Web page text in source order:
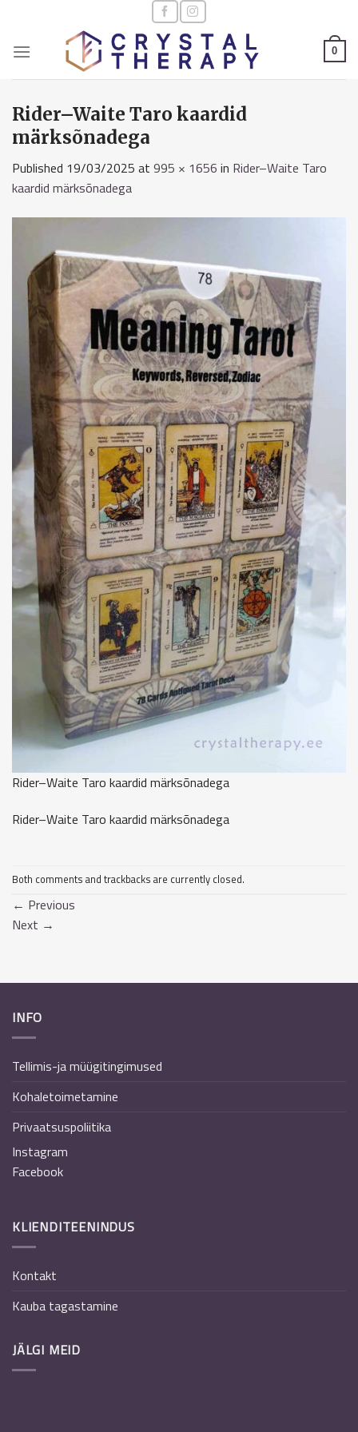
content
0
Rider–Waite Taro kaardid
märksõnadega
Published 19/03/2025 at 995 × 1656 in Rider–Waite Taro
kaardid märksõnadega
Rider–Waite Taro kaardid märksõnadega
Rider–Waite Taro kaardid märksõnadega
Both comments and trackbacks are currently closed.
← Previous
Next →
INFO
Tellimis-ja müügitingimused
Kohaletoimetamine
Privaatsuspoliitika
Instagram
Facebook
KLIENDITEENINDUS
Kontakt
Kauba tagastamine
JÄLGI MEID